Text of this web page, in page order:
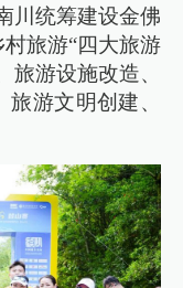
川统筹建设金佛
旅游“四大旅游
游设施改造、
游文明创建、